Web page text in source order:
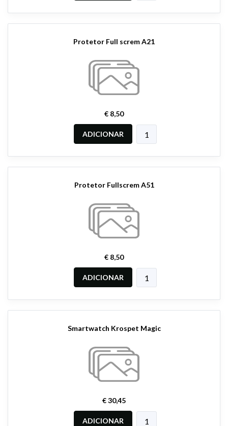
Protetor Full screm A21
€ 8,50
ADICIONAR
Protetor Fullscrem A51
€ 8,50
ADICIONAR
Smartwatch Krospet Magic
€ 30,45
ADICIONAR